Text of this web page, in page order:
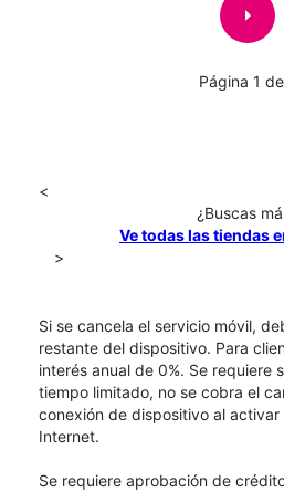
arrow_right
Página 1
<
¿Buscas
Ve todas las tiendas
>
Si se cancela el servicio móvil,
restante del dispositivo. Para
interés anual de 0%. Se requiere
tiempo limitado, no se cobra el
conexión de dispositivo al activar
Internet.
Se requiere aprobación de